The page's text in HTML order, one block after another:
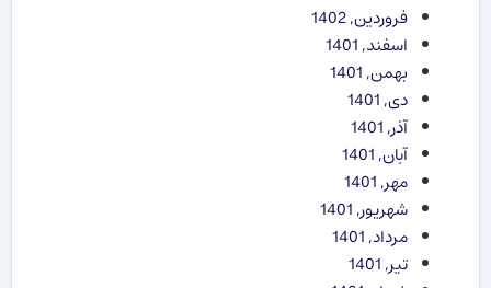
فروردین, 1402
اسفند, 1401
بهمن, 1401
دی, 1401
آذر, 1401
آبان, 1401
مهر, 1401
شهریور, 1401
مرداد, 1401
تیر, 1401